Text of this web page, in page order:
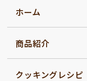
ホーム
商品紹介
クッキングレシピ